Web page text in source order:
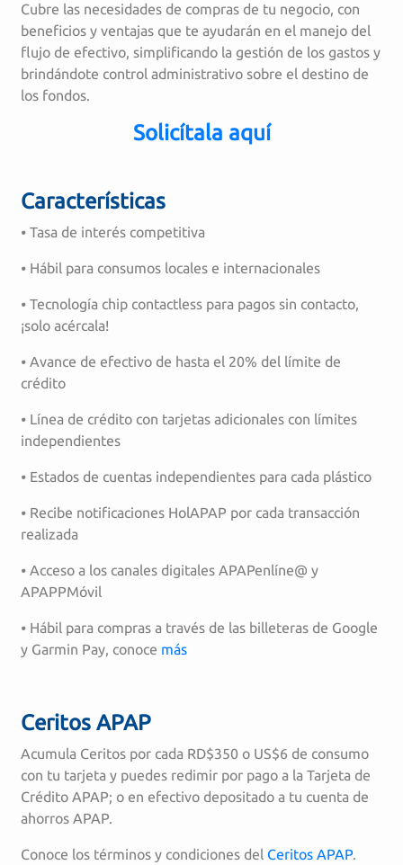
Cubre las necesidades de compras de tu negocio, con
beneficios y ventajas que te ayudarán en el manejo del
flujo de efectivo, simplificando la gestión de los gastos y
brindándote control administrativo sobre el destino de
los fondos.
Solicítala aquí
Características
⦁ Tasa de interés competitiva
⦁ Hábil para consumos locales e internacionales
⦁ Tecnología chip contactless para pagos sin contacto,
¡solo acércala!
⦁ Avance de efectivo de hasta el 20% del límite de
crédito
⦁ Línea de crédito con tarjetas adicionales con límites
independientes
⦁ Estados de cuentas independientes para cada plástico
⦁ Recibe notificaciones HolAPAP por cada transacción
realizada
⦁ Acceso a los canales digitales APAPenlíne@ y
APAPPMóvil
⦁ Hábil para compras a través de las billeteras de Google
y Garmin Pay, conoce más
Ceritos APAP
Acumula Ceritos por cada RD$350 o US$6 de consumo
con tu tarjeta y puedes redimir por pago a la Tarjeta de
Crédito APAP; o en efectivo depositado a tu cuenta de
ahorros APAP.
Conoce los términos y condiciones del Ceritos APAP.